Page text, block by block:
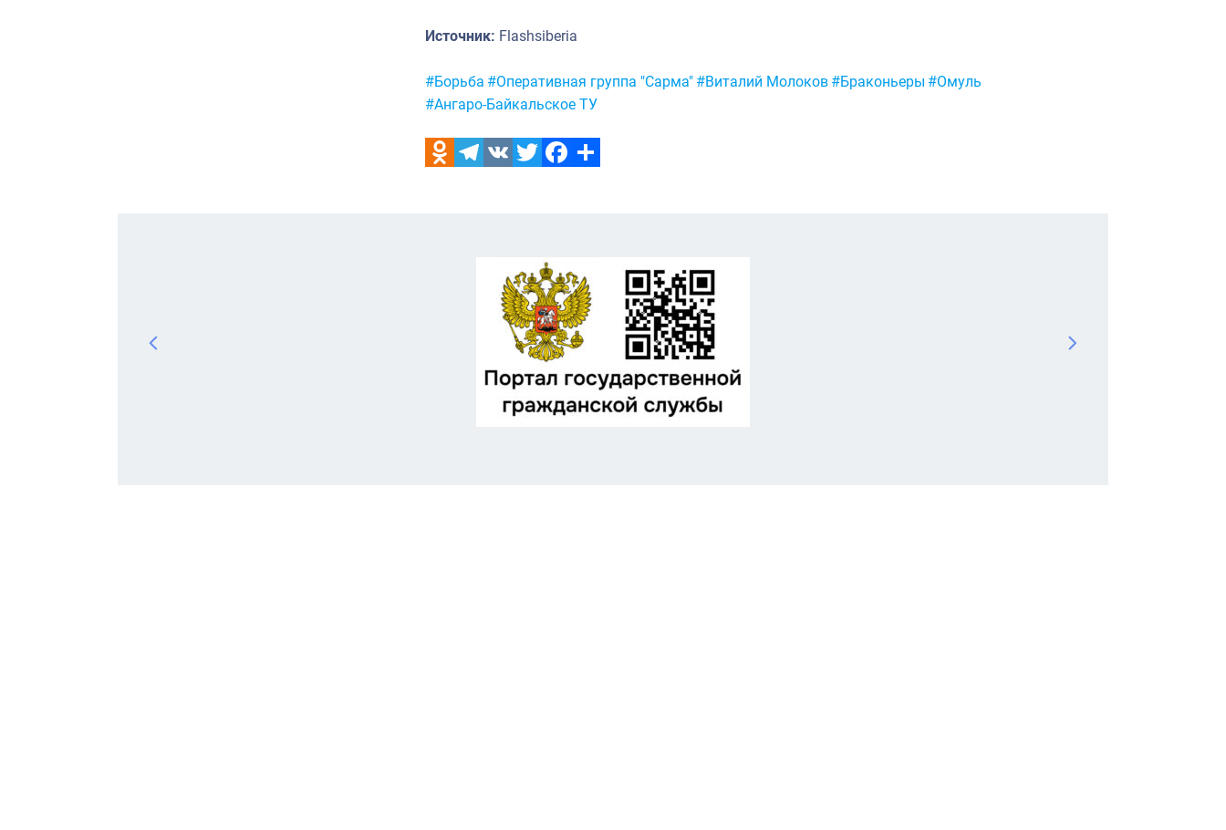
Источник: Flashsiberia
Метки:
#Борьба #Оперативная группа "Сарма" #Виталий Молоков #Браконьеры #Омуль
#Ангаро-Байкальское ТУ